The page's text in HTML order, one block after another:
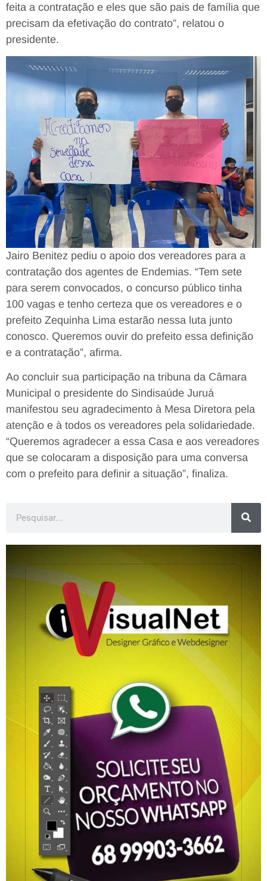
feita a contratação e eles que são pais de família que
precisam da efetivação do contrato”, relatou o
presidente.
Jairo Benitez pediu o apoio dos vereadores para a
contratação dos agentes de Endemias. “Tem sete
para serem convocados, o concurso público tinha
100 vagas e tenho certeza que os vereadores e o
prefeito Zequinha Lima estarão nessa luta junto
conosco. Queremos ouvir do prefeito essa definição
e a contratação”, afirma.
Ao concluir sua participação na tribuna da Câmara
Municipal o presidente do Sindisaúde Juruá
manifestou seu agradecimento à Mesa Diretora pela
atenção e à todos os vereadores pela solidariedade.
“Queremos agradecer a essa Casa e aos vereadores
que se colocaram a disposição para uma conversa
com o prefeito para definir a situação”, finaliza.